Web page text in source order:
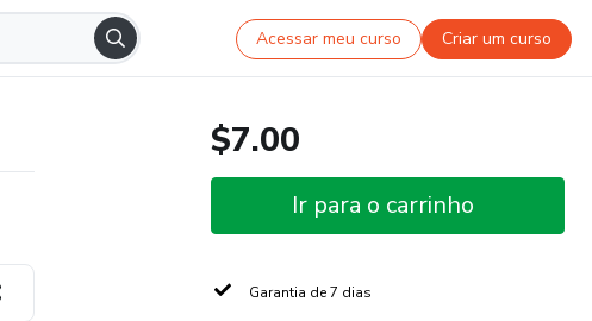
Acessar meu curso Criar um curso
$7.00
Ir para o carrinho
Garantia de 7 dias